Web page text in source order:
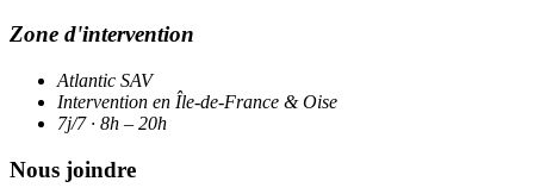
Zone d'intervention
Atlantic SAV
Intervention en Île-de-France & Oise
7j/7 · 8h – 20h
Nous joindre